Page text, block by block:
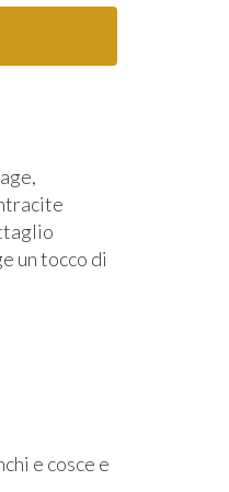
un tocco di
e cosce e